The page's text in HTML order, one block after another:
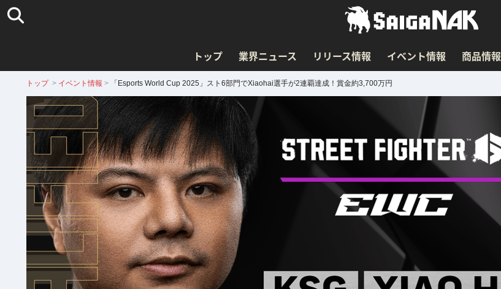
トップ 業界ニュース リリース情報 イベント情報 商品情報
トップ > イベント情報 > 「Esports World Cup 2025」スト6部門でXiaohai選手が2連覇達成！賞金約3,700万円